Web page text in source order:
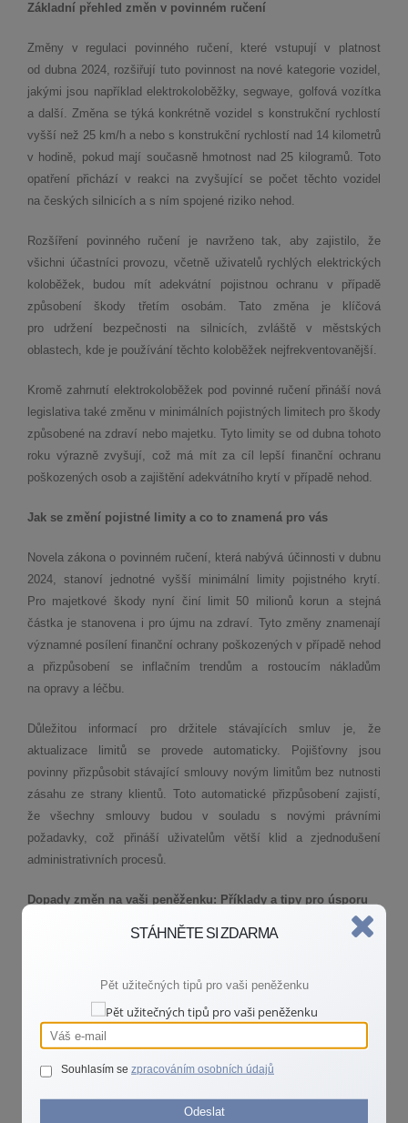
Základní přehled změn v povinném ručení
Změny v regulaci povinného ručení, které vstupují v platnost
od dubna 2024, rozšiřují tuto povinnost na nové kategorie vozidel,
jakými jsou například elektrokoloběžky, segwaye, golfová vozítka
a další. Změna se týká konkrétně vozidel s konstrukční rychlostí
vyšší než 25 km/h a nebo s konstrukční rychlostí nad 14 kilometrů
v hodině, pokud mají současně hmotnost nad 25 kilogramů. Toto
opatření přichází v reakci na zvyšující se počet těchto vozidel
na českých silnicích a s ním spojené riziko nehod.
Rozšíření povinného ručení je navrženo tak, aby zajistilo, že
všichni účastníci provozu, včetně uživatelů rychlých elektrických
koloběžek, budou mít adekvátní pojistnou ochranu v případě
způsobení škody třetím osobám. Tato změna je klíčová
pro udržení bezpečnosti na silnicích, zvláště v městských
oblastech, kde je používání těchto koloběžek nejfrekventovanější.
Kromě zahrnutí elektrokoloběžek pod povinné ručení přináší nová
legislativa také změnu v minimálních pojistných limitech pro škody
způsobené na zdraví nebo majetku. Tyto limity se od dubna tohoto
roku výrazně zvyšují, což má mít za cíl lepší finanční ochranu
poškozených osob a zajištění adekvátního krytí v případě nehod.
Jak se změní pojistné limity a co to znamená pro vás
Novela zákona o povinném ručení, která nabývá účinnosti v dubnu
2024, stanoví jednotné vyšší minimální limity pojistného krytí.
Pro majetkové škody nyní činí limit 50 milionů korun a stejná
částka je stanovena i pro újmu na zdraví. Tyto změny znamenají
významné posílení finanční ochrany poškozených v případě nehod
a přizpůsobení se inflačním trendům a rostoucím nákladům
na opravy a léčbu.
Důležitou informací pro držitele stávajících smluv je, že
aktualizace limitů se provede automaticky. Pojišťovny jsou
povinny přizpůsobit stávající smlouvy novým limitům bez nutnosti
zásahu ze strany klientů. Toto automatické přizpůsobení zajistí,
že všechny smlouvy budou v souladu s novými právními
požadavky, což přináší uživatelům větší klid a zjednodušení
administrativních procesů.
Dopady změn na vaši peněženku: Příklady a tipy pro úsporu
S novými změnami v povinném ručení, které zvyšují minimální
pro újmu na zdraví, může dojít k obavám ohledně zvýšení
pojistného. V tomto bodu je tedy důležité pochopit, jak tyto změny
ovlivní vaše pojistné náklady a co můžete udělat pro optimalizaci
svých výdajů.
vaši aktuální pojistnou smlouvu a zjistit, zda reflektuje
STÁHNĚTE SI ZDARMA
Pět užitečných tipů pro vaši peněženku
Souhlasím se zpracováním osobních údajů
Odeslat